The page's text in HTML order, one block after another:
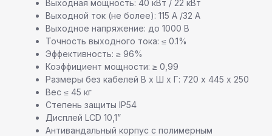
Выходная мощность: 40 кВт / 22 кВт
Выходной ток (не более): 115 А /32 А
Выходное напряжение: до 1000 В
Точность выходного тока: ≤ 0.1%
Эффективность: ≥ 96%
Коэффициент мощности: ≥ 0,99
Размеры без кабелей В х Ш х Г: 720 х 445 х 250
Вес ≤ 45 кг
Степень защиты IP54
Дисплей LCD 10,1”
Антивандальный корпус с полимерным
Остались вопросы или
нужна помощь в выборе?
Оставьте свои контактные данные,
наш специалист свяжется с вами
в ближайшее время